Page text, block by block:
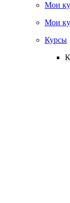
Мои
Мои
Курсы